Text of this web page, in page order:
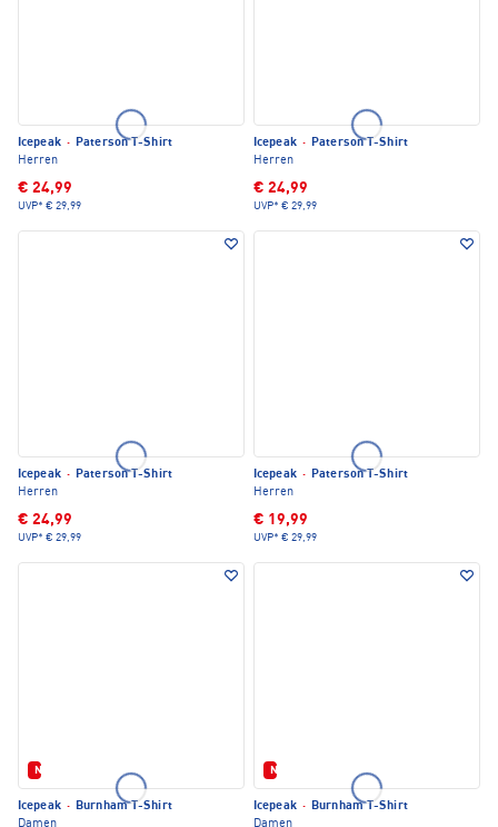
Icepeak · Paterson T-Shirt
Herren
€ 24,99
UVP* € 29,99
Icepeak · Paterson T-Shirt
Herren
€ 24,99
UVP* € 29,99
Icepeak · Paterson T-Shirt
Herren
€ 24,99
UVP* € 29,99
Icepeak · Paterson T-Shirt
Herren
€ 19,99
UVP* € 29,99
Neu
Icepeak · Burnham T-Shirt
Damen
Neu
Icepeak · Burnham T-Shirt
Damen